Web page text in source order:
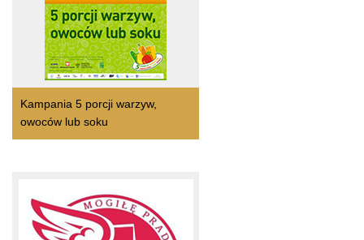
Kampania 5 porcji warzyw,
owoców lub soku